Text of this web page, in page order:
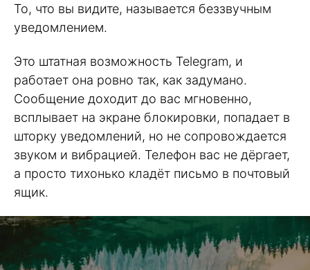
То, что вы видите, называется беззвучным
уведомлением.
Это штатная возможность Telegram, и
работает она ровно так, как задумано.
Сообщение доходит до вас мгновенно,
всплывает на экране блокировки, попадает в
шторку уведомлений, но не сопровождается
звуком и вибрацией. Телефон вас не дёргает,
а просто тихонько кладёт письмо в почтовый
ящик.